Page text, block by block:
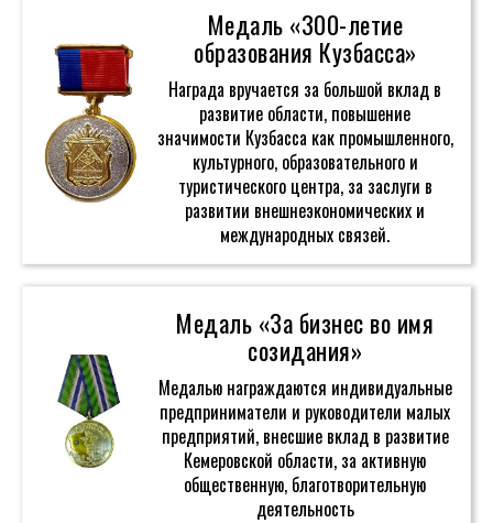
Медаль «300-летие
образования Кузбасса»
Награда вручается за большой вклад в
развитие области, повышение
значимости Кузбасса как промышленного,
культурного, образовательного и
туристического центра, за заслуги в
развитии внешнеэкономических и
международных связей.
Медаль «За бизнес во имя
созидания»
Медалью награждаются индивидуальные
предприниматели и руководители малых
предприятий, внесшие вклад в развитие
Кемеровской области, за активную
общественную, благотворительную
деятельность